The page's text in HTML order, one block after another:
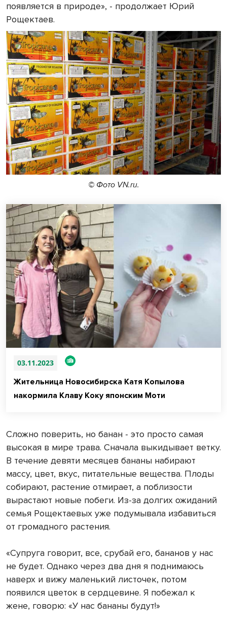
появляется в природе», - продолжает Юрий
Рощектаев.
© Фото VN.ru.
03.11.2023
Жительница Новосибирска Катя Копылова
накормила Клаву Коку японским Моти
Сложно поверить, но банан - это просто самая
высокая в мире трава. Сначала выкидывает ветку.
В течение девяти месяцев бананы набирают
массу, цвет, вкус, питательные вещества. Плоды
собирают, растение отмирает, а поблизости
вырастают новые побеги. Из-за долгих ожиданий
семья Рощектаевых уже подумывала избавиться
от громадного растения.
«Супруга говорит, все, срубай его, бананов у нас
не будет. Однако через два дня я поднимаюсь
наверх и вижу маленький листочек, потом
появился цветок в сердцевине. Я побежал к
жене, говорю: «У нас бананы будут!»